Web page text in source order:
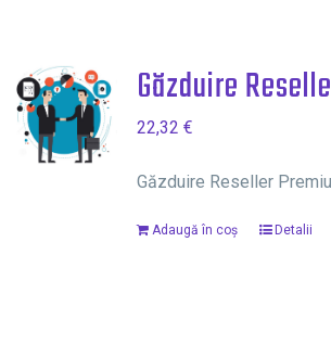
Găzduire
22,32 €
Găzduire Reseller
Adaugă în coș Detalii